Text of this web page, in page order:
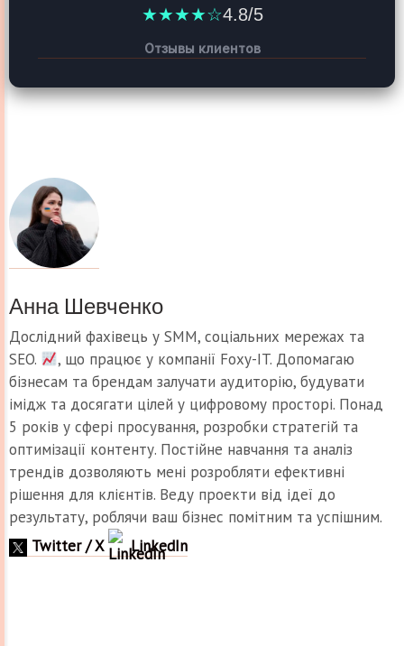
★★★★☆4.8/5
Отзывы клиентов
Анна Шевченко
Дослідний фахівець у SMM, соціальних мережах та
SEO.
, що працює у компанії Foxy-IT. Допомагаю
бізнесам та брендам залучати аудиторію, будувати
імідж та досягати цілей у цифровому просторі. Понад
5 років у сфері просування, розробки стратегій та
оптимізації контенту. Постійне навчання та аналіз
трендів дозволяють мені розробляти ефективні
рішення для клієнтів. Веду проекти від ідеї до
результату, роблячи ваш бізнес помітним та успішним.
Twitter / X
LinkedIn